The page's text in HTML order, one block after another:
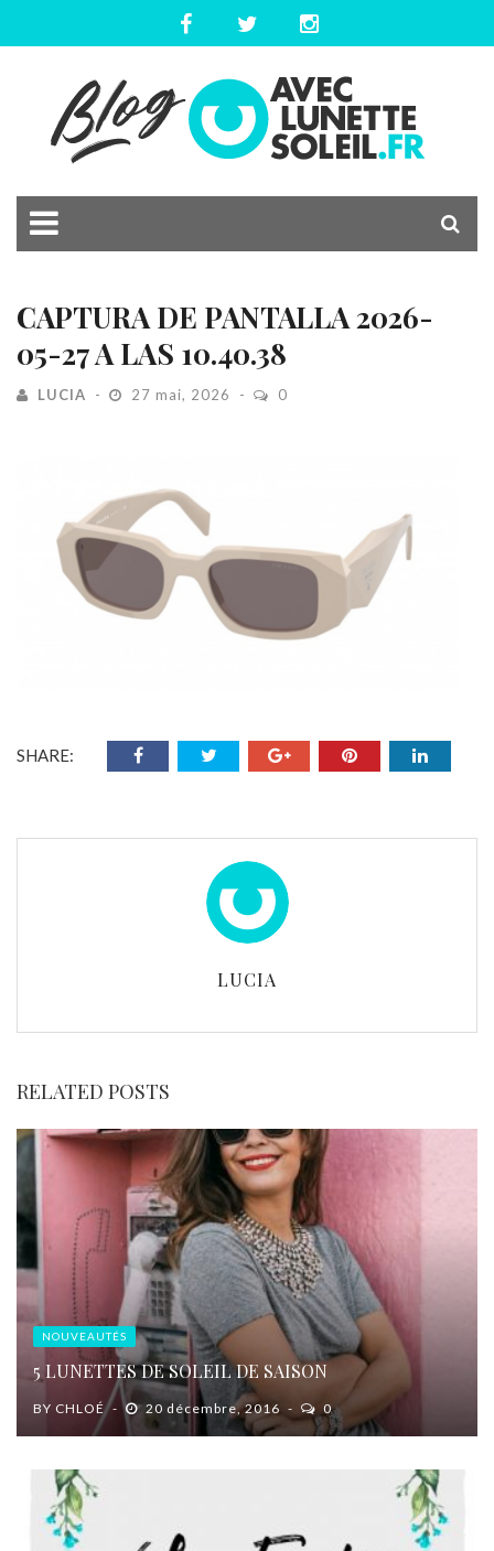
CAPTURA DE PANTALLA 2026-
05-27 A LAS 10.40.38
LUCIA 27 mai, 2026 0
SHARE:
LUCIA
RELATED POSTS
NOUVEAUTÉS
5 LUNETTES DE SOLEIL DE SAISON
BY CHLOÉ 20 décembre, 2016 0